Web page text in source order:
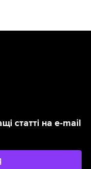
статті на e-mail